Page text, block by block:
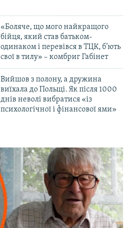
«Боляче, що мого найкращого
бійця, який став батьком-
одинаком і перевівся в ТЦК, б’ють
свої в тилу» – комбриг Габінет
Вийшов з полону, а дружина
виїхала до Польщі. Як після 1000
днів неволі вибратися «із
психологічної і фінансової ями»